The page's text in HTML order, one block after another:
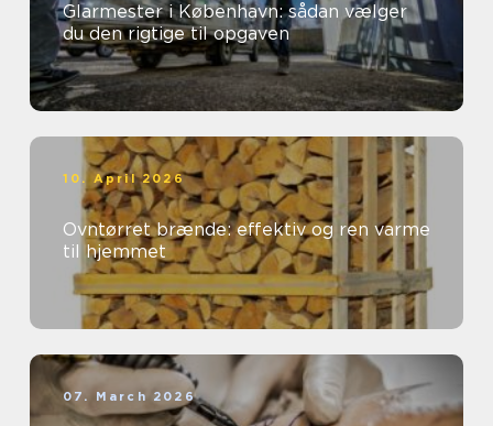
Glarmester i København: sådan vælger
du den rigtige til opgaven
10. April 2026
Ovntørret brænde: effektiv og ren varme
til hjemmet
07. March 2026